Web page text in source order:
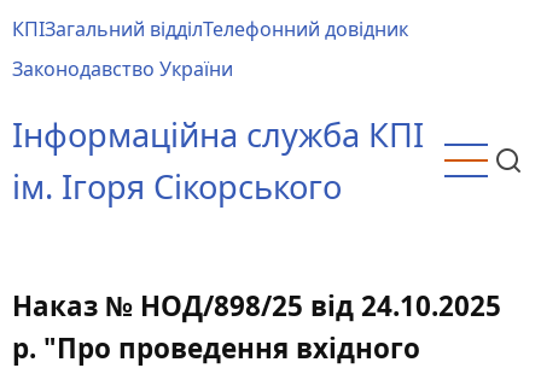
до
основного
КПІЗагальний відділТелефонний довідник
Законодавство України
Інформаційна служба КПІ
ім. Ігоря Сікорського
Наказ № НОД/898/25 від 24.10.2025
р. "Про проведення вхідного